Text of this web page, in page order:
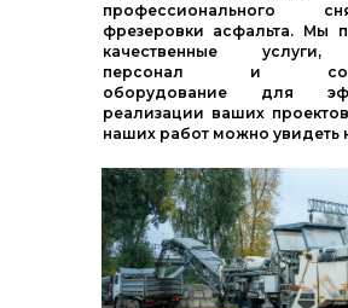
профессионального
фрезеровки асфальта. Мы
качественные
персонал и
оборудование для
реализации ваших
наших работ можно увидеть